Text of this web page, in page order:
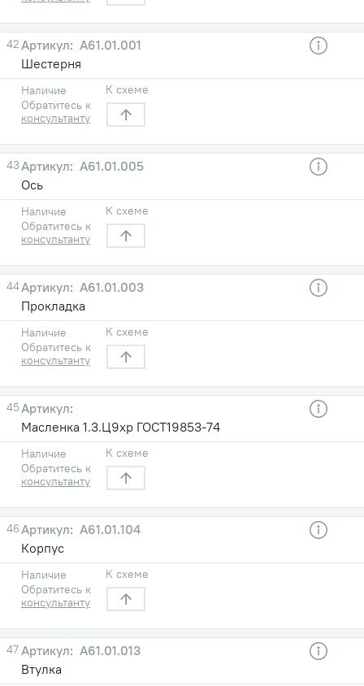
42
А61.01.001
Шестерня
Наличие
Обратитесь к
консультанту
К схеме
43
А61.01.005
Ось
Наличие
Обратитесь к
консультанту
К схеме
44
А61.01.003
Прокладка
Наличие
Обратитесь к
консультанту
К схеме
45
Масленка 1.3.Ц9хр ГОСТ19853-74
Наличие
Обратитесь к
консультанту
К схеме
46
А61.01.104
Корпус
Наличие
Обратитесь к
консультанту
К схеме
47
А61.01.013
Втулка